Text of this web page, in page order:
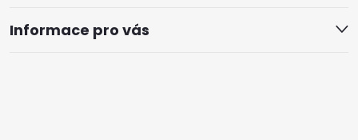
Informace pro vás